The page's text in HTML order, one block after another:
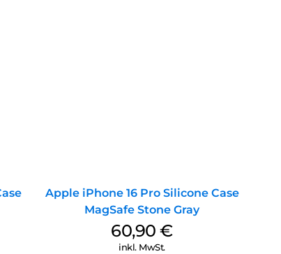
Apple iPhone 16 Pro Silicone Case
MagSafe Stone Gray
60,90€
inkl. MwSt.